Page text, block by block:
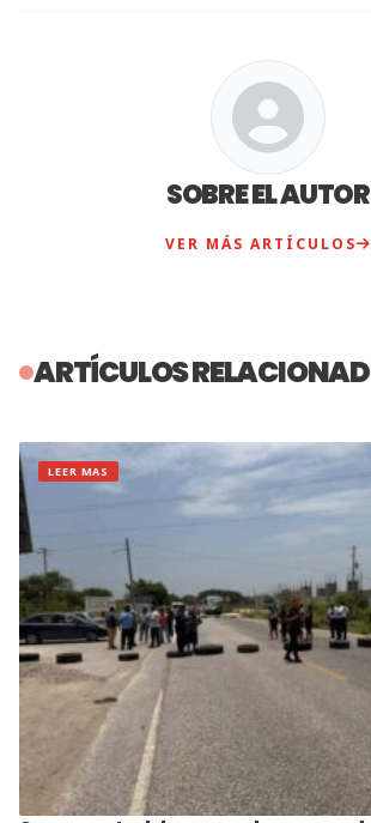
SOBRE EL AUTOR
VER MÁS ARTÍCULOS
ARTÍCULOS
LEER MAS